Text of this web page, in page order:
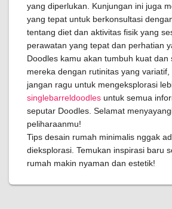
yang diperlukan. Kunjungan ini juga
yang tepat untuk berkonsultasi
tentang diet dan aktivitas fisik yang
perawatan yang tepat dan perhatian
Doodles kamu akan tumbuh kuat dan
mereka dengan rutinitas yang variatif,
jangan ragu untuk mengeksplorasi
singlebarreldoodles untuk semua
seputar Doodles. Selamat
peliharaanmu!
Tips desain rumah minimalis nggak
dieksplorasi. Temukan inspirasi baru
rumah makin nyaman dan estetik!